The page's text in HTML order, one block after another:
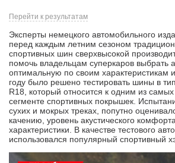
Перейти к результатам
Эксперты немецкого автомобильного
перед каждым летним сезоном
спортивных шин сверхвысокой
помочь владельцам суперкаров выбрать
оптимальную по своим характеристикам
году было решено тестировать шины в
R18, который относится к одним из
сегменте спортивных покрышек.
сухих и мокрых треках, попутно
качению, уровень акустического
характеристики. В качестве тестового
использовался популярный спортивный